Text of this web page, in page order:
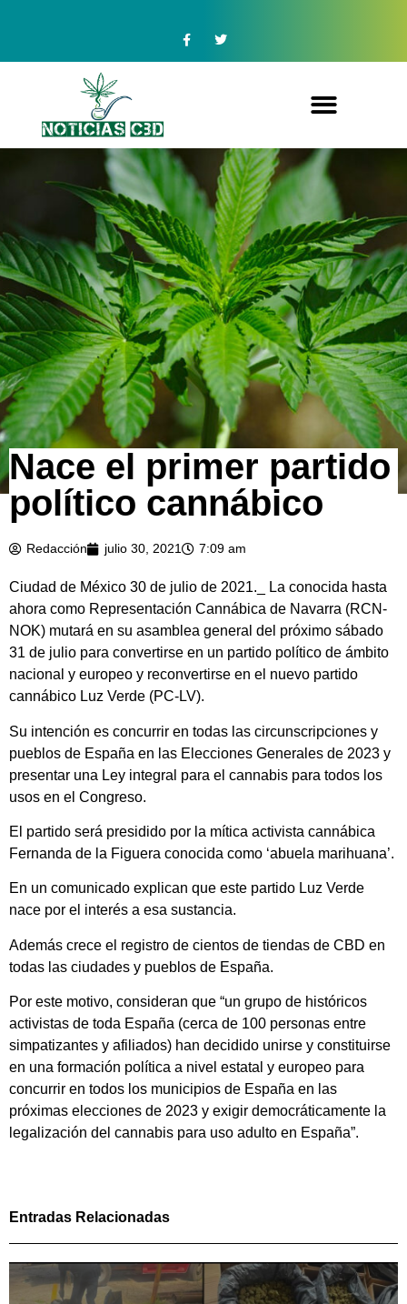
Nace el primer partido
político cannábico
Redacción julio 30, 2021 7:09 am
Ciudad de México 30 de julio de 2021._ La conocida hasta
ahora como Representación Cannábica de Navarra (RCN-
NOK) mutará en su asamblea general del próximo sábado
31 de julio para convertirse en un partido político de ámbito
nacional y europeo y reconvertirse en el nuevo partido
cannábico Luz Verde (PC-LV).
Su intención es concurrir en todas las circunscripciones y
pueblos de España en las Elecciones Generales de 2023 y
presentar una Ley integral para el cannabis para todos los
usos en el Congreso.
El partido será presidido por la mítica activista cannábica
Fernanda de la Figuera conocida como ‘abuela marihuana’.
En un comunicado explican que este partido Luz Verde
nace por el interés a esa sustancia.
Además crece el registro de cientos de tiendas de CBD en
todas las ciudades y pueblos de España.
Por este motivo, consideran que “un grupo de históricos
activistas de toda España (cerca de 100 personas entre
simpatizantes y afiliados) han decidido unirse y constituirse
en una formación política a nivel estatal y europeo para
concurrir en todos los municipios de España en las
próximas elecciones de 2023 y exigir democráticamente la
legalización del cannabis para uso adulto en España”.
Entradas Relacionadas